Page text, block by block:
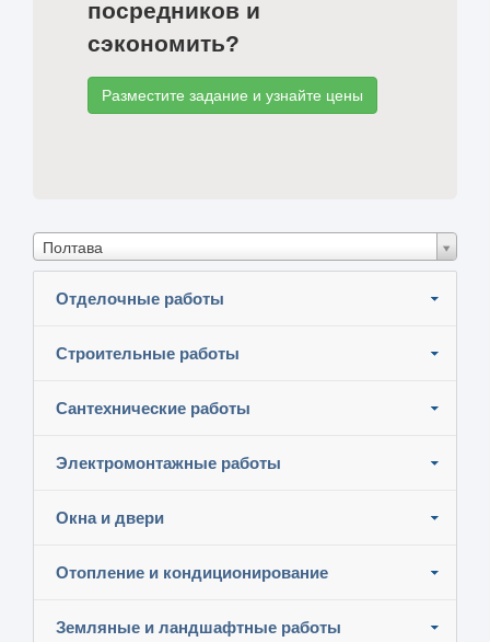
посредников и
сэкономить?
Разместите задание и узнайте цены
Полтава
Отделочные работы
Строительные работы
Сантехнические работы
Электромонтажные работы
Окна и двери
Отопление и кондиционирование
Земляные и ландшафтные работы